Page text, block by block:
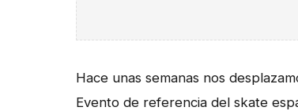
Hace unas semanas nos
Evento de referencia del skate